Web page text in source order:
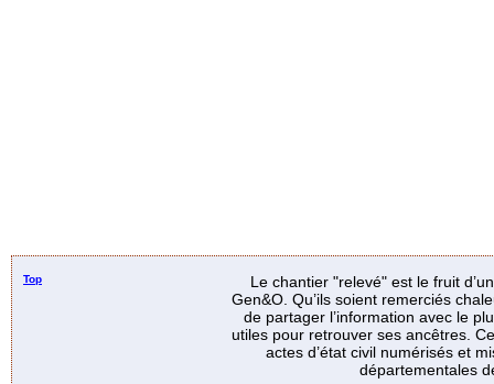
Top
Le chantier "relevé" est le fruit
Gen&O. Qu’ils soient remerciés
de partager l’information avec le
utiles pour retrouver ses ancêtres.
actes d’état civil numérisés et
départementales